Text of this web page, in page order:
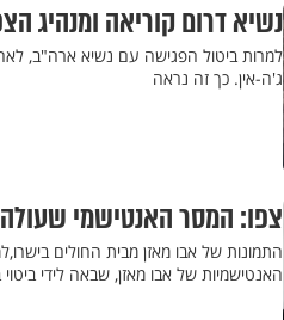
נשיא דרום קוריאה ומנהיג
למרות ביטול הפגישה עם נשיא ארה"ב,
ג'ה-אין. כך זה נראה
צפו: המסר האנטישמי
התמונות של אבו מאזן מבית החולים
האנטישמיות של אבו מאזן, שבאה לידי